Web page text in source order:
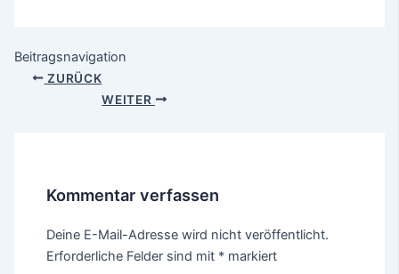
Beitragsnavigation
ZURÜCK
WEITER
Kommentar verfassen
Deine E-Mail-Adresse wird nicht veröffentlicht.
Erforderliche Felder sind mit * markiert